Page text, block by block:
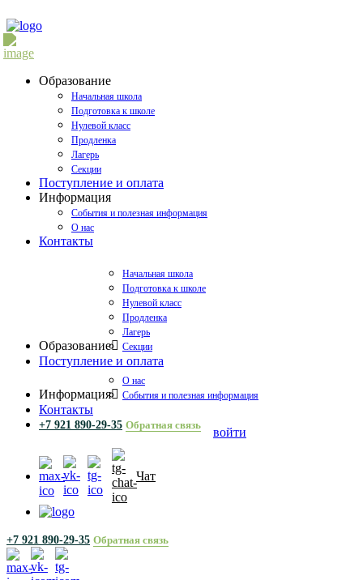
Образование
Начальная школа
Подготовка к школе
Нулевой класс
Продленка
Лагерь
Секции
Поступление и оплата
Информация
События и полезная информация
О нас
Контакты
Образование
Начальная школа
Подготовка к школе
Нулевой класс
Продленка
Лагерь
Секции
Поступление и оплата
Информация
О нас
События и полезная информация
Контакты
+7 921 890-29-35 Обратная связь
войти
Чат
+7 921 890-29-35 Обратная связь